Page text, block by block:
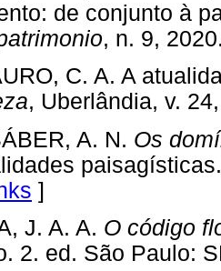
de conjunto à
, n. 9,
C. A. A
, Uberlândia, v.
A. N. Os
]
J. A. A. O código
2. ed. São